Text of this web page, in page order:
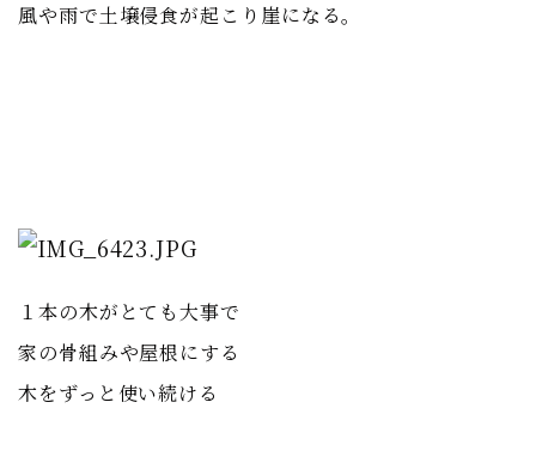
風や雨で土壌侵食が起こり 崖になる。
１本の木がとても大事で
家の骨組みや屋根にする
木をずっと使い続ける